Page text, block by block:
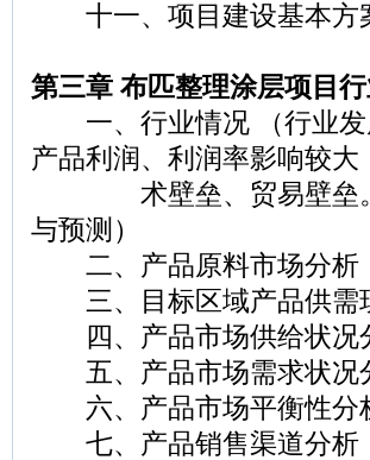
十一、项目建设基本方
第三章 布匹整理涂层项目
一、行业情况 （行业发
产品利润、利润率影响较
术壁垒、贸易壁垒。
与预测）
二、产品原料市场分析
三、目标区域产品供需
四、产品市场供给状况
五、产品市场需求状况
六、产品市场平衡性分
七、产品销售渠道分析